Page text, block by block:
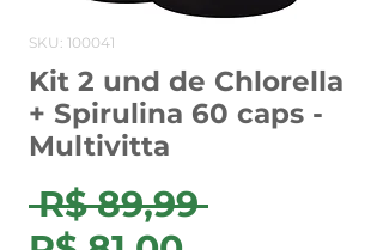
SKU: 100041
Kit 2 und de Chlorella
+ Spirulina 60 caps -
Multivitta
R$ 89,99 Preço